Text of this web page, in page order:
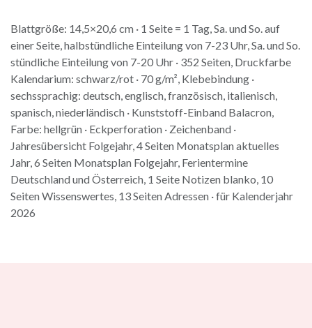
Blattgröße: 14,5×20,6 cm · 1 Seite = 1 Tag, Sa. und So. auf
einer Seite, halbstündliche Einteilung von 7-23 Uhr, Sa. und So.
stündliche Einteilung von 7-20 Uhr · 352 Seiten, Druckfarbe
Kalendarium: schwarz/rot · 70 g/m², Klebebindung ·
sechssprachig: deutsch, englisch, französisch, italienisch,
spanisch, niederländisch · Kunststoff-Einband Balacron,
Farbe: hellgrün · Eckperforation · Zeichenband ·
Jahresübersicht Folgejahr, 4 Seiten Monatsplan aktuelles
Jahr, 6 Seiten Monatsplan Folgejahr, Ferientermine
Deutschland und Österreich, 1 Seite Notizen blanko, 10
Seiten Wissenswertes, 13 Seiten Adressen · für Kalenderjahr
2026